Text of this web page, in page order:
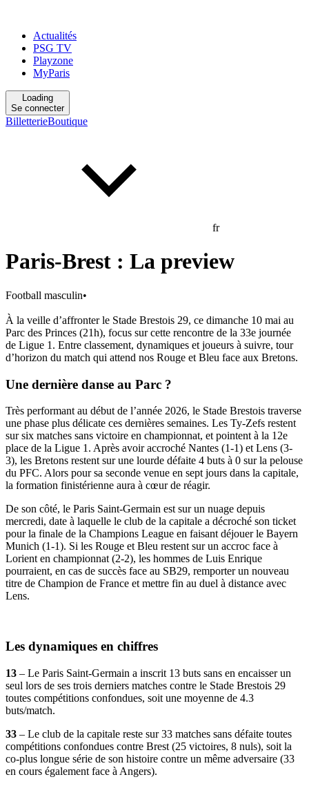
Actualités
PSG TV
Playzone
MyParis
Loading
Se connecter
BilletterieBoutique
fr
Paris-Brest : La preview
Football masculin•
À la veille d’affronter le Stade Brestois 29, ce dimanche 10 mai au
Parc des Princes (21h), focus sur cette rencontre de la 33e journée
de Ligue 1. Entre classement, dynamiques et joueurs à suivre, tour
d’horizon du match qui attend nos Rouge et Bleu face aux Bretons.
Une dernière danse au Parc ?
Très performant au début de l’année 2026, le Stade Brestois traverse
une phase plus délicate ces dernières semaines. Les Ty-Zefs restent
sur six matches sans victoire en championnat, et pointent à la 12e
place de la Ligue 1. Après avoir accroché Nantes (1-1) et Lens (3-
3), les Bretons restent sur une lourde défaite 4 buts à 0 sur la pelouse
du PFC. Alors pour sa seconde venue en sept jours dans la capitale,
la formation finistérienne aura à cœur de réagir.
De son côté, le Paris Saint-Germain est sur un nuage depuis
mercredi, date à laquelle le club de la capitale a décroché son ticket
pour la finale de la Champions League en faisant déjouer le Bayern
Munich (1-1). Si les Rouge et Bleu restent sur un accroc face à
Lorient en championnat (2-2), les hommes de Luis Enrique
pourraient, en cas de succès face au SB29, remporter un nouveau
titre de Champion de France et mettre fin au duel à distance avec
Lens.
Les dynamiques en chiffres
13 – Le Paris Saint-Germain a inscrit 13 buts sans en encaisser un
seul lors de ses trois derniers matches contre le Stade Brestois 29
toutes compétitions confondues, soit une moyenne de 4.3
buts/match.
33 – Le club de la capitale reste sur 33 matches sans défaite toutes
compétitions confondues contre Brest (25 victoires, 8 nuls), soit la
co-plus longue série de son histoire contre un même adversaire (33
en cours également face à Angers).